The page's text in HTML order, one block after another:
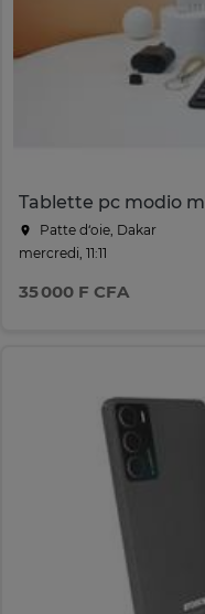
Tablette pc modio
Patte d‘oie, Dakar
mercredi, 11:11
35 000 F CFA